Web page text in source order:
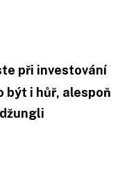
při investování
být i hůř, alespoň